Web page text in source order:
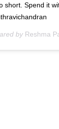
short. Spend it
by Reshma